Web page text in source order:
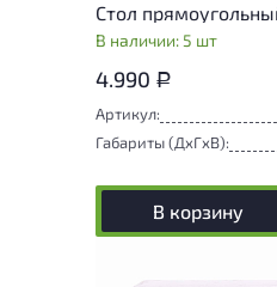
В наличии: 5 шт
4.990 Р
Артикул:
Габариты (ДxГxВ):
В корзину